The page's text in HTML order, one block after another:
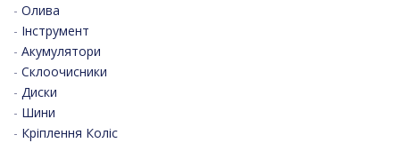
- Олива
- Інструмент
- Акумулятори
- Склоочисники
- Диски
- Шини
- Кріплення Коліс